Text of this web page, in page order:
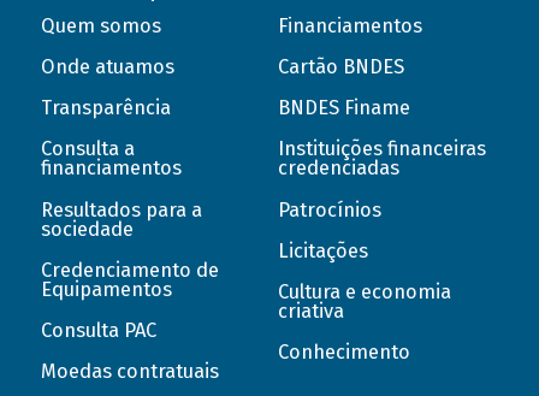
Quem somos
Onde atuamos
Transparência
Consulta a
financiamentos
Resultados para a
sociedade
Credenciamento de
Equipamentos
Consulta PAC
Moedas contratuais
Financiamentos
Cartão BNDES
BNDES Finame
Instituições financeiras
credenciadas
Patrocínios
Licitações
Cultura e economia
criativa
Conhecimento